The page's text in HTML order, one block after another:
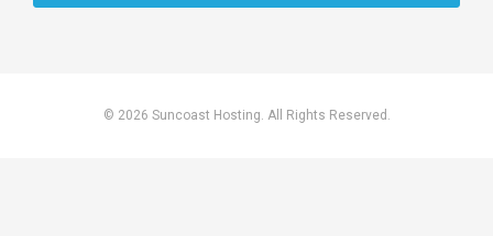
© 2026 Suncoast Hosting. All Rights Reserved.